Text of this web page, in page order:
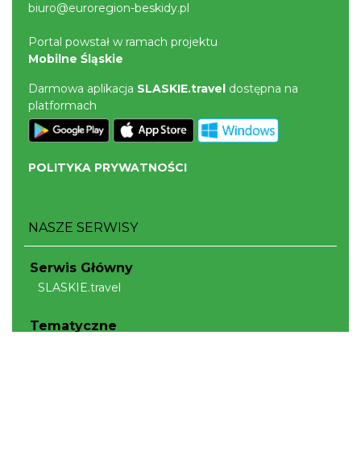
biuro@euroregion-beskidy.pl
Portal powstał w ramach projektu
Mobilne Śląskie
Darmowa aplikacja SLASKIE.travel dostępna na
platformach
POLITYKA PRYWATNOŚCI
NASZE SERWISY
Serwis Główny
SLASKIE.travel
Tematyczne